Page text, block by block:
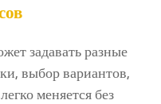
задавать разные
выбор вариантов,
меняется без